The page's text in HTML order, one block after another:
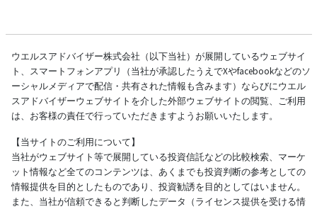
ウエルスアドバイザー株式会社（以下当社）が展開しているウェブサイ
ト、スマートフォンアプリ（当社が承認したうえでXやfacebookなどのソ
ーシャルメディアで配信・共有された情報も含みます）ならびにウエル
スアドバイザーウェブサイトを介した外部ウェブサイトの閲覧、ご利用
は、お客様の責任で行っていただきますようお願いいたします。
【当サイトのご利用について】
当社がウェブサイト等で展開している投資信託などの比較検索、マーケ
ット情報など全てのコンテンツは、あくまでも投資判断の参考としての
情報提供を目的としたものであり、投資勧誘を目的としてはいません。
また、当社が信頼できると判断したデータ（ライセンス提供を受ける情